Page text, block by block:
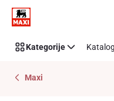
Preskoči link
Kategorije Katalog
Maxi